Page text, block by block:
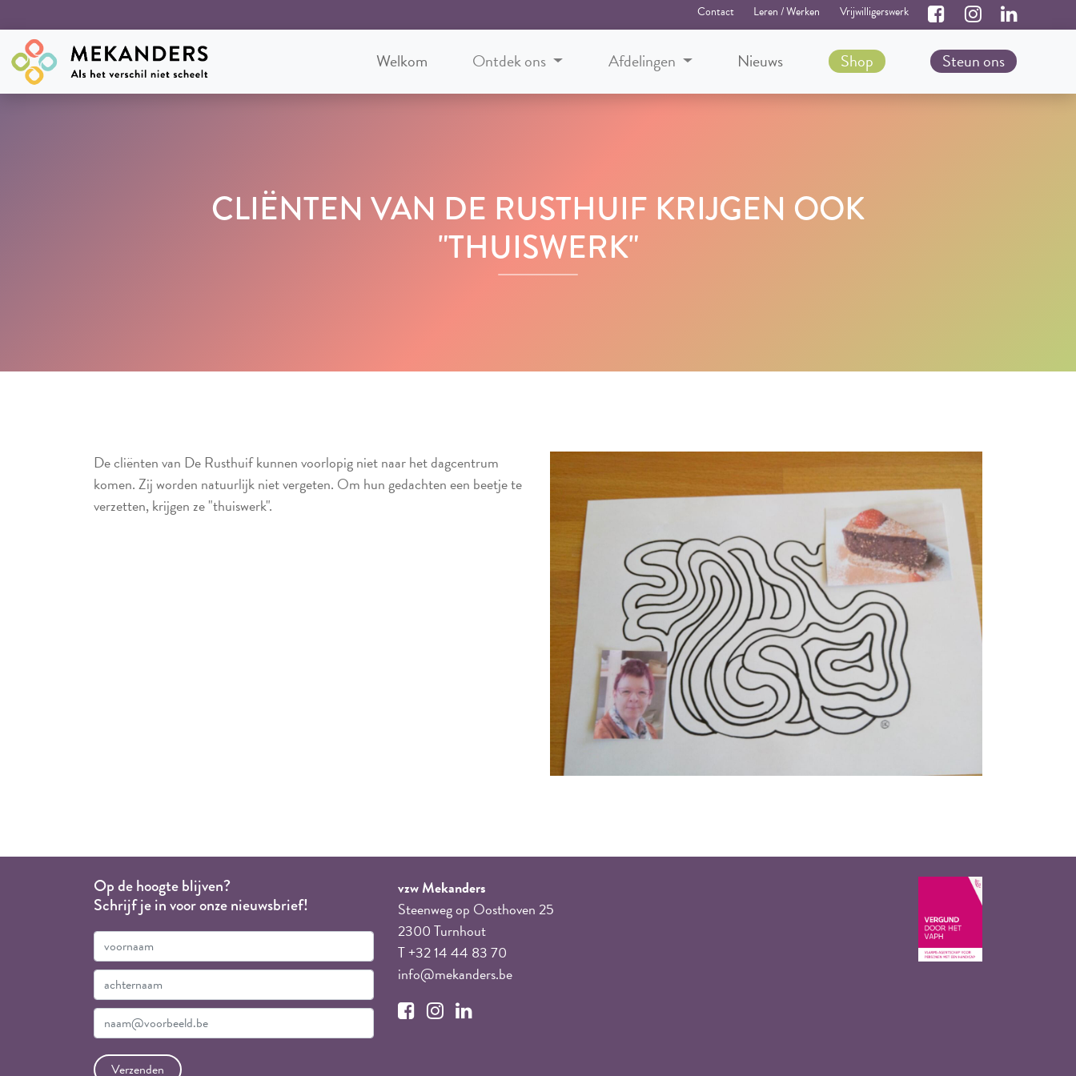
Contact Leren / Werken Vrijwilligerswerk
Welkom Ontdek ons Afdelingen Nieuws Shop Steun ons
CLIËNTEN VAN DE RUSTHUIF KRIJGEN OOK
"THUISWERK"
De cliënten van De Rusthuif kunnen voorlopig niet naar het dagcentrum
komen. Zij worden natuurlijk niet vergeten. Om hun gedachten een beetje te
verzetten, krijgen ze "thuiswerk".
Op de hoogte blijven?
Schrijf je in voor onze nieuwsbrief!
vzw Mekanders
Steenweg op Oosthoven 25
2300 Turnhout
T +32 14 44 83 70
info@mekanders.be